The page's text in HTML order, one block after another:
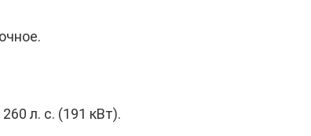
л. с. (191 кВт).